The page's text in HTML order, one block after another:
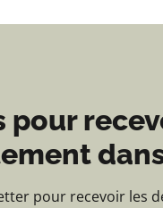
pour
pour recevoir les